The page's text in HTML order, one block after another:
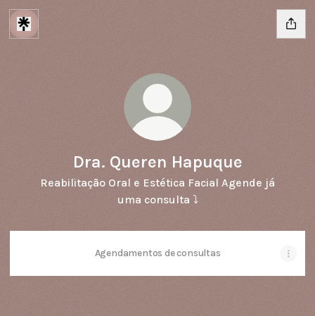
Dra. Queren Hapuque
Reabilitação Oral e Estética Facial Agende já
uma consulta ⤵️
Agendamentos de consultas